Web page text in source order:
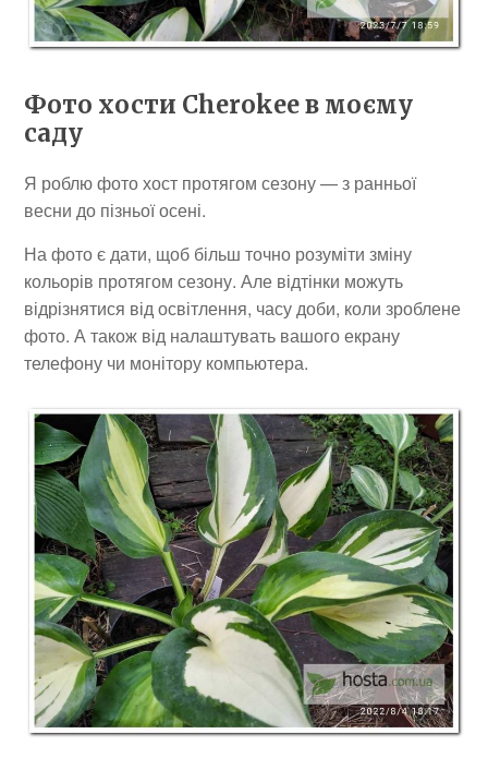
Фото хости Cherokee в моєму
саду
Я роблю фото хост протягом сезону — з ранньої
весни до пізньої осені.
На фото є дати, щоб більш точно розуміти зміну
кольорів протягом сезону. Але відтінки можуть
відрізнятися від освітлення, часу доби, коли зроблене
фото. А також від налаштувать вашого екрану
телефону чи монітору компьютера.